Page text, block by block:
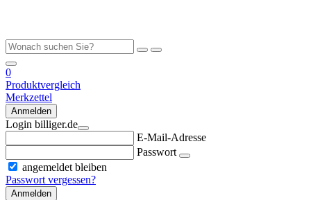
0
Produktvergleich
Merkzettel
Anmelden
Login billiger.de
E-Mail-Adresse
Passwort
angemeldet bleiben
Passwort vergessen?
Anmelden